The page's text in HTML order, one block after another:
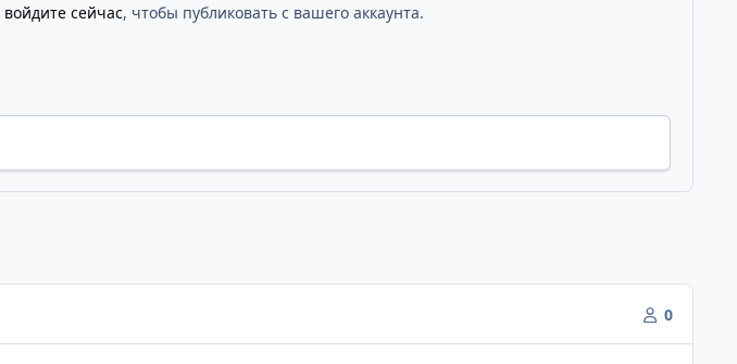
войдите сейчас, чтобы публиковать с вашего аккаунта.
0